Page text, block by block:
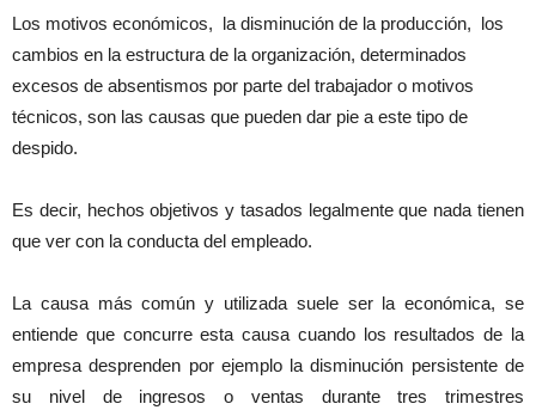
Los motivos económicos, la disminución de la producción, los
cambios en la estructura de la organización, determinados
excesos de absentismos por parte del trabajador o motivos
técnicos, son las causas que pueden dar pie a este tipo de
despido.
Es decir, hechos objetivos y tasados legalmente que nada tienen
que ver con la conducta del empleado.
La causa más común y utilizada suele ser la económica, se
entiende que concurre esta causa cuando los resultados de la
empresa desprenden por ejemplo la disminución persistente de
su nivel de ingresos o ventas durante tres trimestres